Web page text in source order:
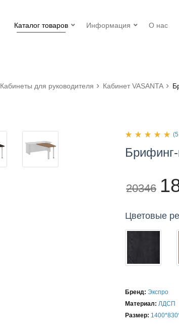
Каталог товаров Информация О нас
Кабинеты для руководителя Кабинет VASANTA
20346
Цветовые
Бренд: Экспро
Материал: ЛДСП
Размер: